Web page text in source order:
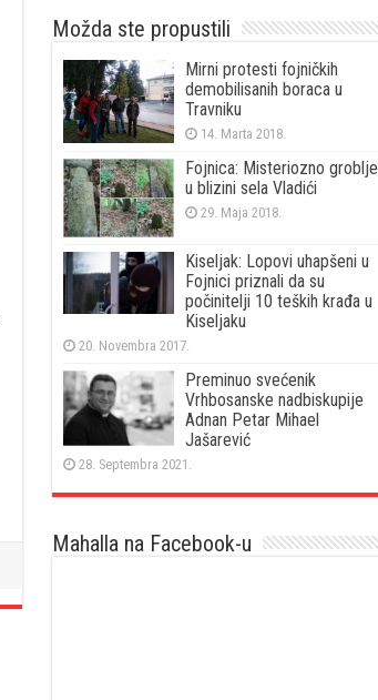
Možda ste propustili
Mirni protesti fojničkih
demobilisanih boraca u
Travniku
14. Marta 2018.
Fojnica: Misteriozno groblje
u blizini sela Vladići
29. Maja 2018.
Kiseljak: Lopovi uhapšeni u
Fojnici priznali da su
počinitelji 10 teških krađa u
Kiseljaku
20. Novembra 2017.
Preminuo svećenik
Vrhbosanske nadbiskupije
Adnan Petar Mihael
Jašarević
28. Septembra 2021.
Mahalla na Facebook-u